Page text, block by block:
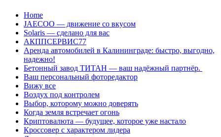
Перейти
содержанию
Home
JAECOO — движение со вкусом
Solaris — сделано для вас
АКППСЕРВИС77
Аренда автомобилей в Калининграде: быстро, выгодно,
надежно!
Бетонный завод ТИТАН — ваш надёжный партнёр.
Ваш персональный фоторедактор
Вижу все
Воздух под контролем
Выбор, которому можно доверять
Когда земля встречает огонь
Криптовалюта — будущее, которое уже настало
Кроссовер с характером лидера